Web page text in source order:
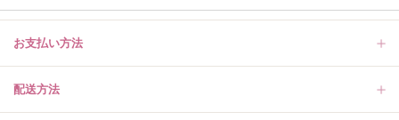
お支払い方法
配送方法